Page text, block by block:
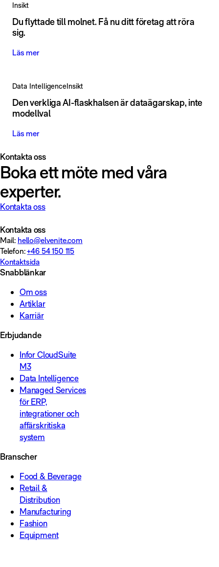
Insikt
Du flyttade till molnet. Få nu ditt företag att röra
sig.
Läs mer
Data IntelligenceInsikt
Den verkliga AI-flaskhalsen är dataägarskap, inte
modellval
Läs mer
Kontakta oss
Boka ett möte med våra
experter.
Kontakta oss
Kontakta oss
Mail: hello@elvenite.com
Telefon:+46 54 150 115
Kontaktsida
Snabblänkar
Om oss
Artiklar
Karriär
Erbjudande
Infor CloudSuite
M3
Data Intelligence
Managed Services
för ERP,
integrationer och
affärskritiska
system
Branscher
Food & Beverage
Retail &
Distribution
Manufacturing
Fashion
Equipment